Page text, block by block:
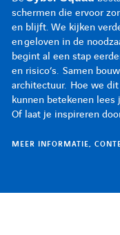
schermen die ervoor
en blijft. We kijken
en geloven in de
begint al een stap
en risico’s. Samen
architectuur. Hoe we
kunnen betekenen lees
Of laat je inspireren
MEER INFORMATIE,
schermen die ervoor
en blijft. We kijken
en geloven in de
begint al een stap
en risico’s. Samen
architectuur. Hoe we
kunnen betekenen lees
Of laat je inspireren
MEER INFORMATIE,
schermen die ervoor
en blijft. We kijken
en geloven in de
begint al een stap
en risico’s. Samen
architectuur. Hoe we
kunnen betekenen lees
Of laat je inspireren
MEER INFORMATIE,